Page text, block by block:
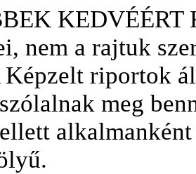
KEDVÉÉRT
nem a rajtuk
Képzelt riportok
meg